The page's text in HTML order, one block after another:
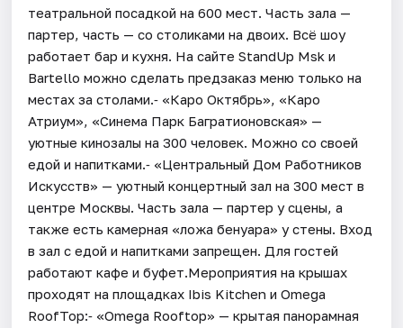
театральной посадкой на 600 мест. Часть зала —
партер, часть — со столиками на двоих. Всё шоу
работает бар и кухня. На сайте StandUp Msk и
Bartello можно сделать предзаказ меню только на
местах за столами.⁃ «Каро Октябрь», «Каро
Атриум», «Синема Парк Багратионовская» —
уютные кинозалы на 300 человек. Можно со своей
едой и напитками.⁃ «Центральный Дом Работников
Искусств» — уютный концертный зал на 300 мест в
центре Москвы. Часть зала — партер у сцены, а
также есть камерная «ложа бенуара» у стены. Вход
в зал с едой и напитками запрещен. Для гостей
работают кафе и буфет.Мероприятия на крышах
проходят на площадках Ibis Kitchen и Omega
RoofTop:⁃ «Omega Rooftop» — крытая панорамная